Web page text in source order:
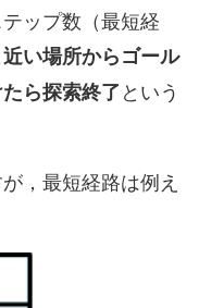
ップ数（最短経
近い場所からゴール
ら探索終了という
，最短経路は例え